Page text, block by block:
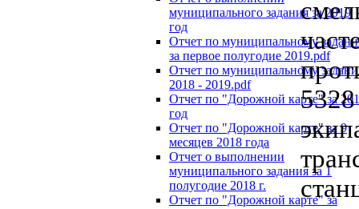
муниципального задания за 2019
год
Отчет по муниципальному
за первое полугодие 2019.pdf
Отчет по муниципальному
2018 - 2019.pdf
Отчет по "Дорожной карте" за
год
Отчет по "Дорожной карте" за 9
месяцев 2018 года
Отчет о выполнении
муниципального задания за 1
полугодие 2018 г.
Отчет по "Дорожной карте" за